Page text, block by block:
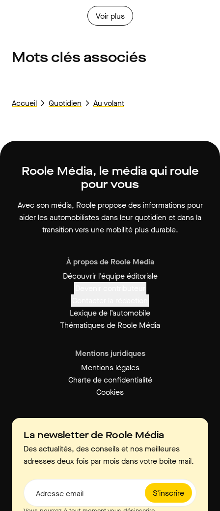
Voir plus
Mots clés associés
Accueil Quotidien Au volant
Roole Média, le média qui roule
pour vous
Avec son média, Roole propose des informations pour
aider les automobilistes dans leur quotidien et dans la
transition vers une mobilité plus durable.
À propos de Roole Media
Découvrir l'équipe éditoriale
Lexique de l’automobile
Thématiques de Roole Média
Mentions juridiques
Mentions légales
Charte de confidentialité
Cookies
La newsletter de Roole Média
Des actualités, des conseils et nos meilleures
adresses deux fois par mois dans votre boîte mail.
S'inscrire
Adresse email